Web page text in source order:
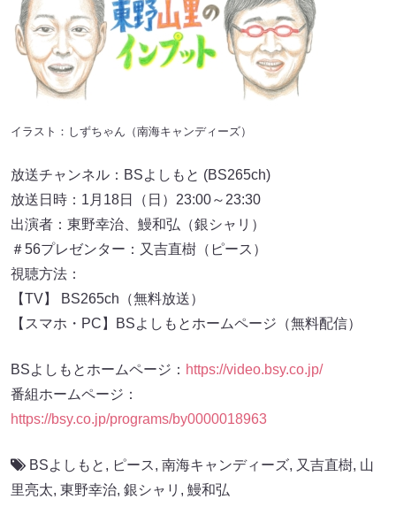
イラスト：しずちゃん（南海キャンディーズ）
放送チャンネル：BSよしもと (BS265ch)
放送日時：1月18日（日）23:00～23:30
出演者：東野幸治、鰻和弘（銀シャリ）
＃56プレゼンター：又吉直樹（ピース）
視聴方法：
【TV】 BS265ch（無料放送）
【スマホ・PC】BSよしもとホームページ（無料配信）
BSよしもとホームページ： https://video.bsy.co.jp/
番組ホームページ：
https://bsy.co.jp/programs/by0000018963
BSよしもと , ピース, 南海キャンディーズ, 又吉直樹, 山
里亮太, 東野幸治, 銀シャリ , 鰻和弘